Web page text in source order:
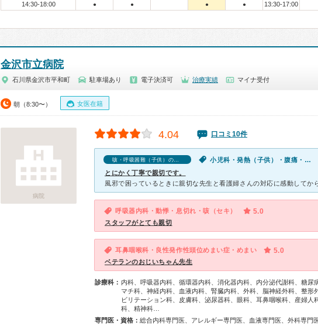
14:30-18:00 ● ● ● ● 13:30-17:00
金沢市立病院
石川県金沢市平和町 駐車場あり 電子決済可 治療実績 マイナ受付
朝（8:30〜） 女医在籍
病院
4.04 口コミ10件
咳・呼吸困難（子供）の口コミ
小児科・発熱（子供）・腹痛・吐き気・嘔吐（子供）・咳・呼吸困難（子供）・下痢（子供）
とにかく丁寧で親切です。
呼吸器内科・動悸・息切れ・咳（セキ） 5.0
スタッフがとても親切
耳鼻咽喉科・良性発作性頭位めまい症・めまい 5.0
ベテランのおじいちゃん先生
診療科： 内科、呼吸器内科、循環器内科、消化器内科、内分泌代謝科、糖尿
マチ科、神経内科、血液内科、腎臓内科、外科、脳神経外科、整形
ビリテーション科、皮膚科、泌尿器科、眼科、耳鼻咽喉科、産婦人
科、精神科…
専門医・資格：